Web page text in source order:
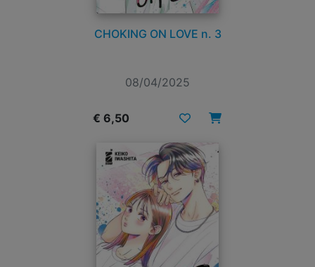
CHOKING ON LOVE n. 3
08/04/2025
€ 6,50